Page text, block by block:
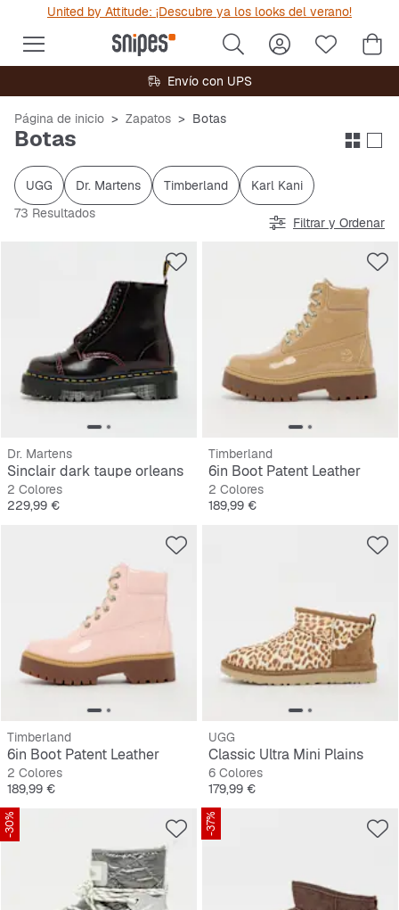
United by Attitude: ¡Descubre ya los looks del verano!
Envío con UPS
Página de inicio Zapatos Botas
Botas
UGG Dr. Martens Timberland
Karl Kani
73 Resultados
Filtrar y Ordenar
Dr. Martens
Sinclair dark taupe orleans
2 Colores
Precio
229,99 €
Timberland
6in Boot Patent Leather
2 Colores
Precio
189,99 €
Timberland
6in Boot Patent Leather
2 Colores
Precio
189,99 €
UGG
Classic Ultra Mini Plains
6 Colores
Precio
179,99 €
-30% -37%